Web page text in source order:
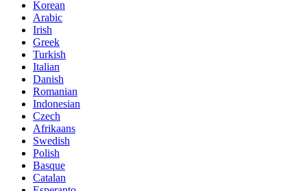
Korean
Arabic
Irish
Greek
Turkish
Italian
Danish
Romanian
Indonesian
Czech
Afrikaans
Swedish
Polish
Basque
Catalan